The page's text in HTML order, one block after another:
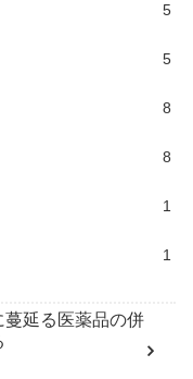
5
5
8
8
1
1
延る医薬品の併